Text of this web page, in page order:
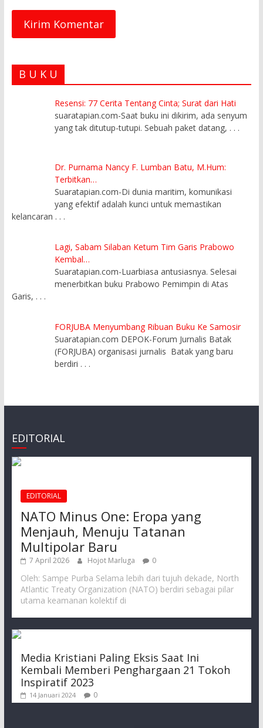
B U K U
Resensi: 77 Cerita Tentang Cinta; Surat dari Hati
suaratapian.com-Saat buku ini dikirim, ada senyum
yang tak ditutup-tutupi. Sebuah paket datang, . . .
Dr. Purnama Nancy F. Lumban Batu, M.Hum:
Terbitkan…
Suaratapian.com-Di dunia maritim, komunikasi
yang efektif adalah kunci untuk memastikan
kelancaran . . .
Lagi, Sabam Silaban Ketum Tim Garis Prabowo
Kembal…
Suaratapian.com-Luarbiasa antusiasnya. Selesai
menerbitkan buku Prabowo Pemimpin di Atas
Garis, . . .
FORJUBA Menyumbang Ribuan Buku Ke Samosir
Suaratapian.com DEPOK-Forum Jurnalis Batak
(FORJUBA) organisasi jurnalis Batak yang baru
berdiri . . .
EDITORIAL
EDITORIAL
NATO Minus One: Eropa yang
Menjauh, Menuju Tatanan
Multipolar Baru
7 April 2026 Hojot Marluga 0
Oleh: Sampe Purba Selama lebih dari tujuh dekade, North
Atlantic Treaty Organization (NATO) berdiri sebagai pilar
utama keamanan kolektif di
Media Kristiani Paling Eksis Saat Ini
Kembali Memberi Penghargaan 21 Tokoh
Inspiratif 2023
14 Januari 2024 0